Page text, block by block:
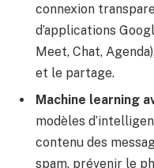
connexion
d’applications
Meet, Chat,
et le partage.
Machine learning
modèles
contenu des
spam, prévenir le